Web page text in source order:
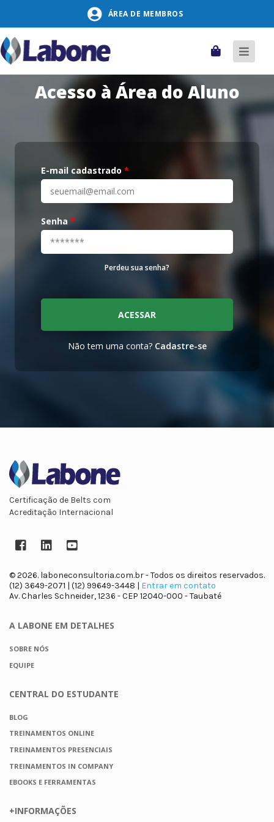
conteúdo
ÁREA DE MEMBROS
Carrinho
Acesso à Área do Aluno
E-mail cadastrado *
Senha *
Perdeu sua senha?
ACESSAR
Não tem uma conta? Cadastre-se
Certificação de Belts com
Acreditação Internacional
Facebook
LinkedInYouTube
© 2026. laboneconsultoria.com.br - Todos os direitos reservados.
(12) 3649-2071 | (12) 99649-3448 | Entrar em contato
Av. Charles Schneider, 1236 - CEP 12040-000 - Taubaté
A LABONE EM DETALHES
SOBRE NÓS
EQUIPE
CENTRAL DO ESTUDANTE
BLOG
TREINAMENTOS ONLINE
TREINAMENTOS PRESENCIAIS
TREINAMENTOS IN COMPANY
EBOOKS E FERRAMENTAS
+INFORMAÇÕES